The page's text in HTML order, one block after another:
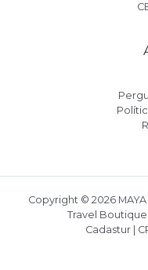
Copyright © 2026
Travel
Cadastur |